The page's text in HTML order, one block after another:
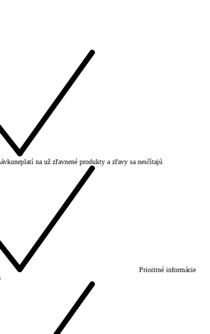
neplatí na už zľavnené produkty a zľavy sa nesčítajú
Prioritné informácie